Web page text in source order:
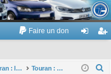
Touran
Faire un don
ne nr
Touran : les équipements électriques et électroniques Touran : problèmes touchant les équipements électriques et électroniques